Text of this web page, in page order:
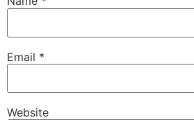
Email *
Website